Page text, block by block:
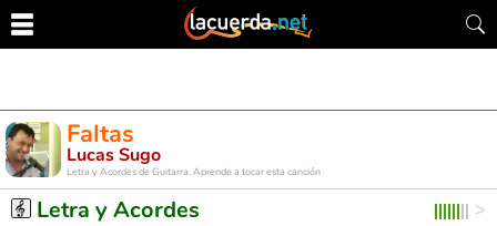
Faltas
Lucas Sugo
Letra y Acordes de Guitarra. Aprende a tocar esta canción
Letra y Acordes